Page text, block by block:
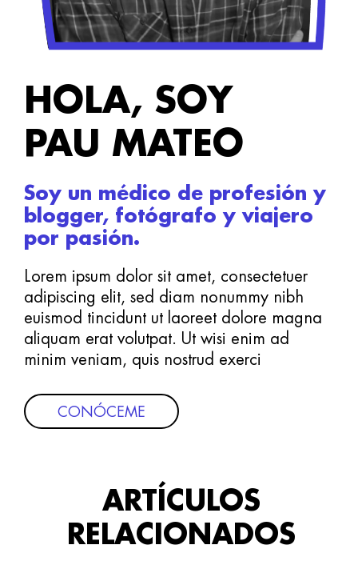
HOLA, SOY
PAU MATEO
Soy un médico de profesión y
blogger, fotógrafo y viajero
por pasión.
Lorem ipsum dolor sit amet, consectetuer
adipiscing elit, sed diam nonummy nibh
euismod tincidunt ut laoreet dolore magna
aliquam erat volutpat. Ut wisi enim ad
minim veniam, quis nostrud exerci
CONÓCEME
ARTÍCULOS
RELACIONADOS